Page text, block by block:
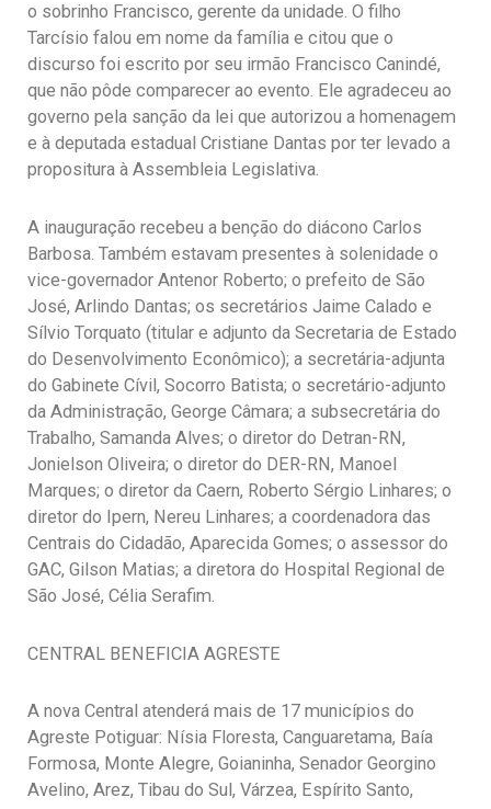
o sobrinho Francisco, gerente da unidade. O filho
Tarcísio falou em nome da família e citou que o
discurso foi escrito por seu irmão Francisco Canindé,
que não pôde comparecer ao evento. Ele agradeceu ao
governo pela sanção da lei que autorizou a homenagem
e à deputada estadual Cristiane Dantas por ter levado a
propositura à Assembleia Legislativa.
A inauguração recebeu a benção do diácono Carlos
Barbosa. Também estavam presentes à solenidade o
vice-governador Antenor Roberto; o prefeito de São
José, Arlindo Dantas; os secretários Jaime Calado e
Sílvio Torquato (titular e adjunto da Secretaria de Estado
do Desenvolvimento Econômico); a secretária-adjunta
do Gabinete Cívil, Socorro Batista; o secretário-adjunto
da Administração, George Câmara; a subsecretária do
Trabalho, Samanda Alves; o diretor do Detran-RN,
Jonielson Oliveira; o diretor do DER-RN, Manoel
Marques; o diretor da Caern, Roberto Sérgio Linhares; o
diretor do Ipern, Nereu Linhares; a coordenadora das
Centrais do Cidadão, Aparecida Gomes; o assessor do
GAC, Gilson Matias; a diretora do Hospital Regional de
São José, Célia Serafim.
CENTRAL BENEFICIA AGRESTE
A nova Central atenderá mais de 17 municípios do
Agreste Potiguar: Nísia Floresta, Canguaretama, Baía
Formosa, Monte Alegre, Goianinha, Senador Georgino
Avelino, Arez, Tibau do Sul, Várzea, Espírito Santo,